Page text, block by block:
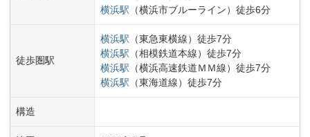
横浜駅 （横浜市ブルーライン） 徒歩6分
徒歩圏駅
横浜駅 （東急東横線） 徒歩7分
横浜駅 （相模鉄道本線） 徒歩7分
横浜駅 （横浜高速鉄道ＭＭ線） 徒歩7分
横浜駅 （東海道線） 徒歩7分
構造